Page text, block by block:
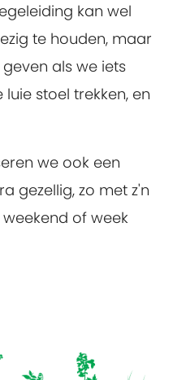
kan wel
te houden, maar
als we iets
stoel trekken, en
we ook een
gezellig, zo met z'n
of week